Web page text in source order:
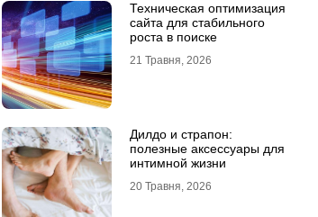
Техническая оптимизация
сайта для стабильного
роста в поиске
21 Травня, 2026
Дилдо и страпон:
полезные аксессуары для
интимной жизни
20 Травня, 2026